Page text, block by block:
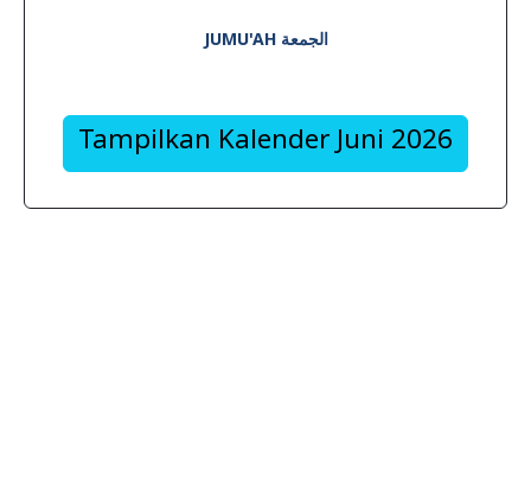
JUMU'AH الجمعة
Tampilkan Kalender Juni 2026